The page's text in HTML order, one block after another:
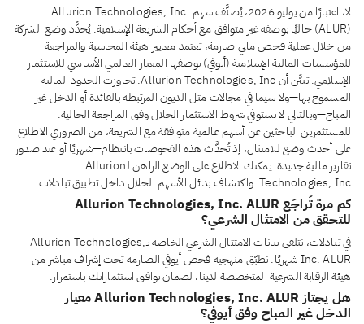
لا، اعتبارًا من يوليو 2026، يُصنَّف سهم Allurion Technologies, Inc.
(ALUR) حاليًا بوصفه غير متوافق مع أحكام الشريعة الإسلامية. يُحدَّد وضع الشركة
من خلال عملية فحص مالي صارمة، تعتمد معايير هيئة المحاسبة والمراجعة
للمؤسسات المالية الإسلامية (أيوفي) بوصفها المعيار العالمي الأساسي للاستثمار
الإسلامي. تبيَّن أن Allurion Technologies, Inc. تجاوزت الحدود المالية
المسموح بها—ولا سيما في مجالات مثل الديون المرتبطة بالفائدة أو الدخل غير
المباح—وبالتالي لا تستوفي شروط الاستثمار الحلال وفق المراجعة الحالية.
للمستثمرين الباحثين عن أسهم عالمية متوافقة مع الشريعة، من الضروري الاطلاع
على أحدث وضع للامتثال، إذ تُحدَّث هذه الفحوصات بانتظام—شهريًا أو عند صدور
تقارير مالية جديدة. يمكنك الاطلاع على الوضع الراهن لـAllurion
Technologies, Inc. واكتشاف بدائل الأسهم الحلال داخل تطبيق تبادلات.
كم مرة تُراجَع Allurion Technologies, Inc. ALUR
للتحقق من الامتثال الشرعي؟
في تبادلات، نتلقى بيانات الامتثال الشرعي الخاصة بـAllurion Technologies,
Inc. ALUR شهريًا. نطبّق منهجية فحص أيوفي الصارمة تحت إشراف مباشر من
هيئة الرقابة الشرعية المتخصصة لدينا، لضمان توافق استثماراتك باستمرار.
هل يجتاز Allurion Technologies, Inc. ALUR معيار
الدخل غير المباح وفق أيوفي؟